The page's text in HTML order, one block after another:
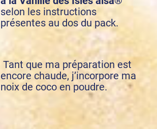
selon les instructions
présentes au dos du pack.
Tant que ma préparation est
encore chaude, j’incorpore ma
noix de coco en poudre.